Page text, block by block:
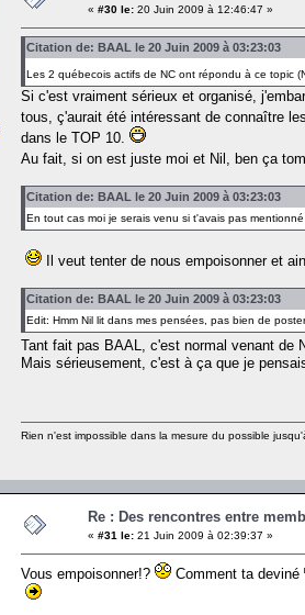
« #30 le: 20 Juin 2009 à 12:46:47 »
Citation de: BAAL le 20 Juin 2009 à 03:23:03
Les 2 québecois actifs de NC ont répondu à ce topic
Si c'est vraiment sérieux et organisé,
tous, ç'aurait été intéressant de connaître
dans le TOP 10.
Au fait, si on est juste moi et Nil, ben ça
Citation de: BAAL le 20 Juin 2009 à 03:23:03
En tout cas moi je serais venu si t'avais pas
Il veut tenter de nous empoisonner et
Citation de: BAAL le 20 Juin 2009 à 03:23:03
Edit: Hmm Nil lit dans mes pensées, pas bien de
Tant fait pas BAAL, c'est normal venant de
Mais sérieusement, c'est à ça que je
Rien n'est impossible dans la mesure du possible
Re : Des rencontres entre
« #31 le: 21 Juin 2009 à 02:39:37 »
Vous empoisonner!? Comment ta deviné